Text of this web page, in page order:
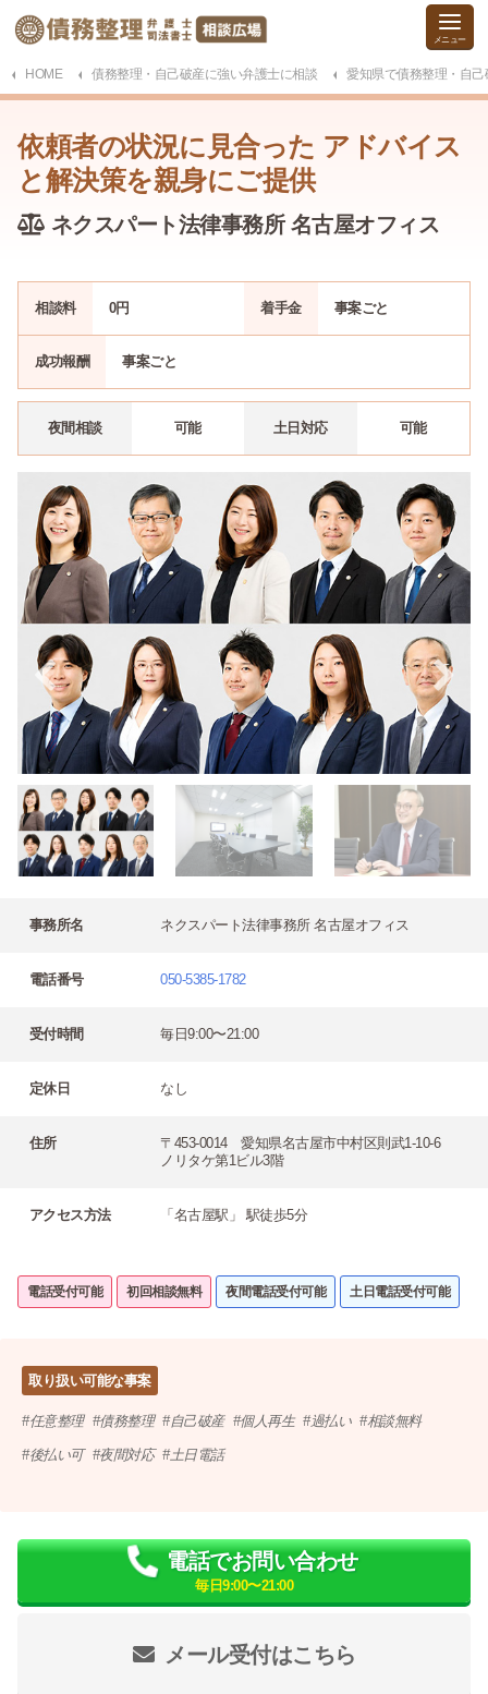
HOME 債務整理・自己破産に強い弁護士に相談 愛知県で債務整理・自
依頼者の状況に見合った アドバイス
と解決策を親身にご提供
ネクスパート法律事務所 名古屋オフィス
相談料 0円 着手金 事案ごと
成功報酬 事案ごと
夜間相談 可能 土日対応 可能
事務所名 ネクスパート法律事務所 名古屋オフィス
電話番号 050-5385-1782
受付時間 毎日9:00〜21:00
定休日 なし
住所
〒453-0014 愛知県名古屋市中村区則武1-10-6
ノリタケ第1ビル3階
アクセス方法 「名古屋駅」 駅徒歩5分
電話受付可能 初回相談無料 夜間電話受付可能 土日電話受付可能
取り扱い可能な事案
任意整理 債務整理 自己破産 個人再生 過払い 相談無料
後払い可 夜間対応 土日電話
メール受付はこちら
電話でお問い合わせ
毎日9:00〜21:00